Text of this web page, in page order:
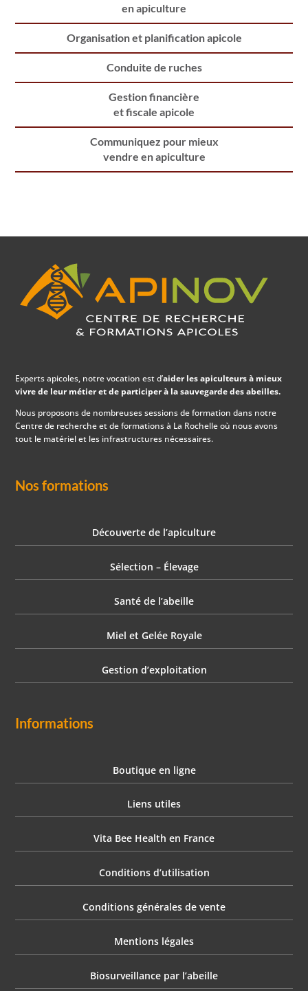
en apiculture
Organisation et planification apicole
Conduite de ruches
Gestion financière
et fiscale apicole
Communiquez pour mieux
vendre en apiculture
Experts apicoles, notre vocation est d’aider les apiculteurs à mieux
vivre de leur métier et de participer à la sauvegarde des abeilles.
Nous proposons de nombreuses sessions de formation dans notre
Centre de recherche et de formations à La Rochelle où nous avons
tout le matériel et les infrastructures nécessaires.
Nos formations
Découverte de l’apiculture
Sélection – Élevage
Santé de l’abeille
Miel et Gelée Royale
Gestion d’exploitation
Informations
Boutique en ligne
Liens utiles
Vita Bee Health en France
Conditions d’utilisation
Conditions générales de vente
Mentions légales
Biosurveillance par l’abeille